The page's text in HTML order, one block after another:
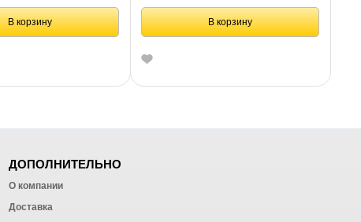
В корзину В корзину
ДОПОЛНИТЕЛЬНО
О компании
Доставка